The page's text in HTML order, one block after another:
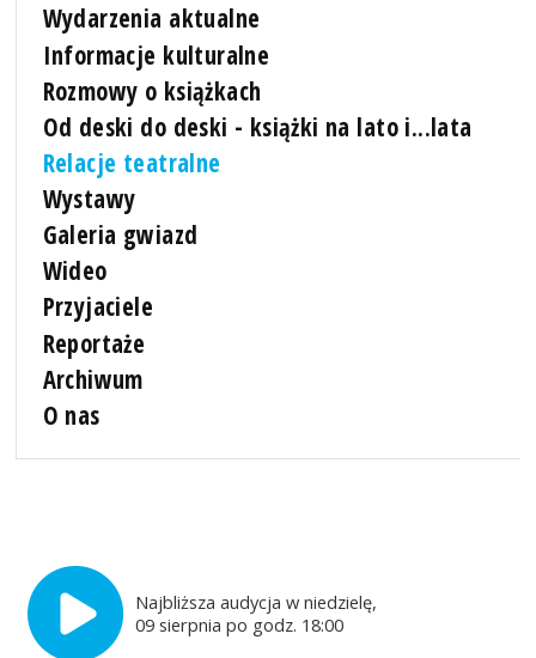
Wydarzenia aktualne
Informacje kulturalne
Rozmowy o książkach
Od deski do deski - książki na lato i...lata
Relacje teatralne
Wystawy
Galeria gwiazd
Wideo
Przyjaciele
Reportaże
Archiwum
O nas
Najbliższa audycja w niedzielę,
09 sierpnia po godz. 18:00